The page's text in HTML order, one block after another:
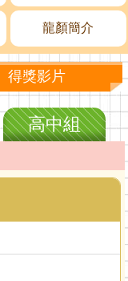
龍顏簡介
得獎影片
高中組